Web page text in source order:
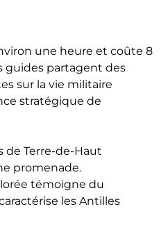
une heure et coûte 8
guides partagent des
sur la vie militaire
stratégique de
de Terre-de-Haut
promenade.
témoigne du
les Antilles